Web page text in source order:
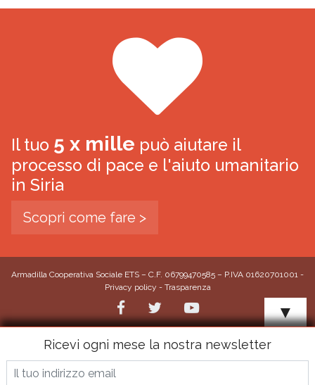
Il tuo 5 x mille può aiutare il
processo di pace e l'aiuto umanitario
in Siria
Scopri come fare >
Armadilla Cooperativa Sociale ETS – C.F. 06799470585 – P.IVA 01620701001 -
Privacy policy - Trasparenza
▼
Ricevi ogni mese la nostra newsletter